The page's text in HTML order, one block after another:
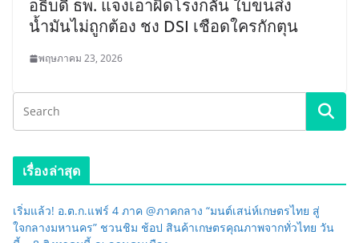
อธิบดี ธพ. แจงเอาผิดโรงกลั่น ใบขนส่ง
น้ำมันไม่ถูกต้อง ชง DSI เชือดใครกักตุน
พฤษภาคม 23, 2026
เรื่องล่าสุด
เริ่มแล้ว! อ.ต.ก.แฟร์ 4 ภาค @ภาคกลาง “มนต์เสน่ห์เกษตรไทย สู่
ใจกลางมหานคร” ชวนชิม ช้อป สินค้าเกษตรคุณภาพจากทั่วไทย วัน